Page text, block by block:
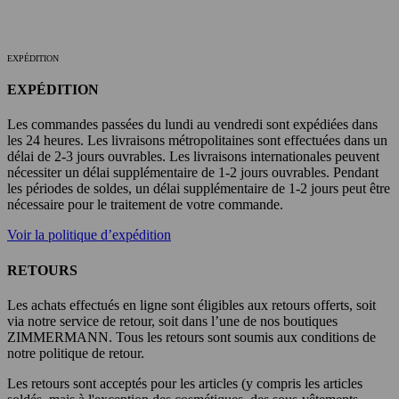
EXPÉDITION
EXPÉDITION
Les commandes passées du lundi au vendredi sont expédiées dans
les 24 heures. Les livraisons métropolitaines sont effectuées dans un
délai de 2-3 jours ouvrables. Les livraisons internationales peuvent
nécessiter un délai supplémentaire de 1-2 jours ouvrables. Pendant
les périodes de soldes, un délai supplémentaire de 1-2 jours peut être
nécessaire pour le traitement de votre commande.
Voir la politique d’expédition
RETOURS
Les achats effectués en ligne sont éligibles aux retours offerts, soit
via notre service de retour, soit dans l’une de nos boutiques
ZIMMERMANN. Tous les retours sont soumis aux conditions de
notre politique de retour.
Les retours sont acceptés pour les articles (y compris les articles